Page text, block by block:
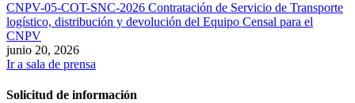
CNPV-05-COT-SNC-2026 Contratación de Servicio de Transporte
logístico, distribución y devolución del Equipo Censal para el
CNPV
junio 20, 2026
Ir a sala de prensa
Solicitud de información